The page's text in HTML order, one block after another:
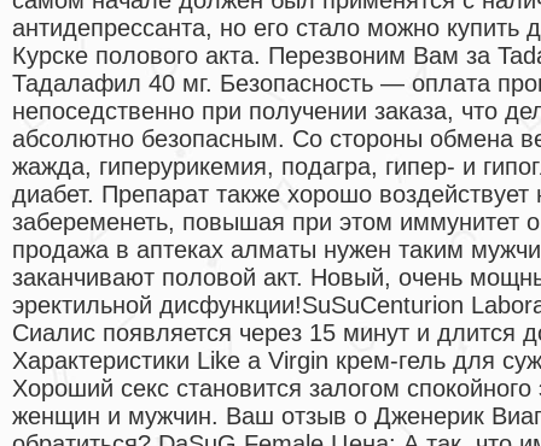
антидепрессанта, но его стало можно купить
Курске полового акта. Перезвоним Вам за
Тадалафил 40 мг. Безопасность — оплата
непоседственно при получении заказа, что
абсолютно безопасным. Со стороны обмена
жажда, гиперурикемия, подагра, гипер- и
диабет. Препарат также хорошо воздействует
забеременеть, повышая при этом иммунитет
продажа в аптеках алматы нужен таким
заканчивают половой акт. Новый, очень
эректильной дисфункции!SuSuCenturion
Сиалис появляется через 15 минут и длится
Характеристики Like a Virgin крем-гель для
Хороший секс становится залогом
женщин и мужчин. Ваш отзыв о Дженерик